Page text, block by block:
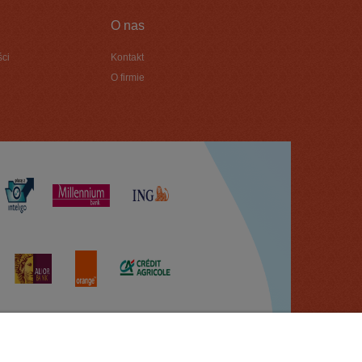
O nas
Kontakt
O firmie